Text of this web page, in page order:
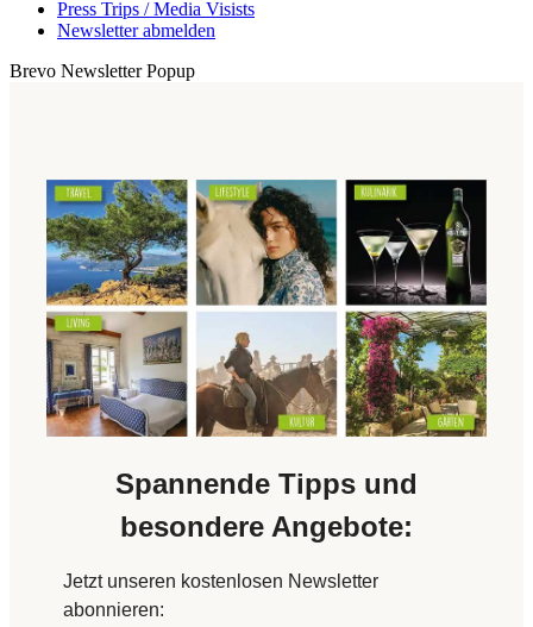
Press Trips / Media Visists
Newsletter abmelden
Brevo Newsletter Popup